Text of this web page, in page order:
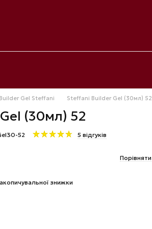
Builder Gel Steffani Steffani Builder Gel (30мл) 52
(30мл) 52
52 5 відгуків
Порівняти
знижки